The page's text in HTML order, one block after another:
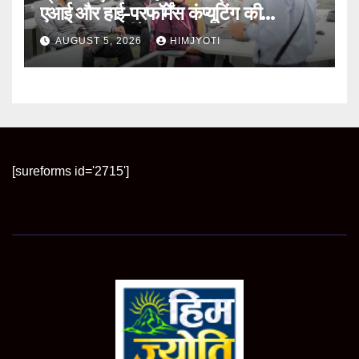
एआई और हाई-परफॉर्मेंस कंप्यूटिंग की
आधुनिक तकनीकें
AUGUST 5, 2026 HIMJYOTI
[sureforms id='2715']